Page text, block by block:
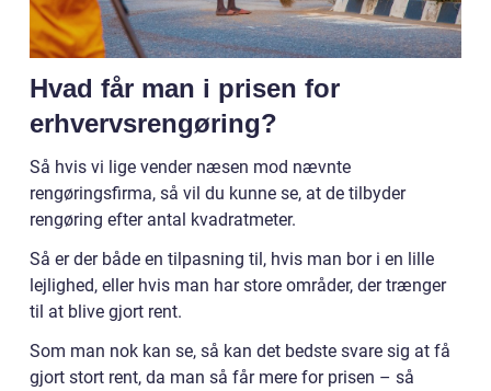
Hvad får man i prisen for
erhvervsrengøring?
Så hvis vi lige vender næsen mod nævnte
rengøringsfirma, så vil du kunne se, at de tilbyder
rengøring efter antal kvadratmeter.
Så er der både en tilpasning til, hvis man bor i en lille
lejlighed, eller hvis man har store områder, der trænger
til at blive gjort rent.
Som man nok kan se, så kan det bedste svare sig at få
gjort stort rent, da man så får mere for prisen – så